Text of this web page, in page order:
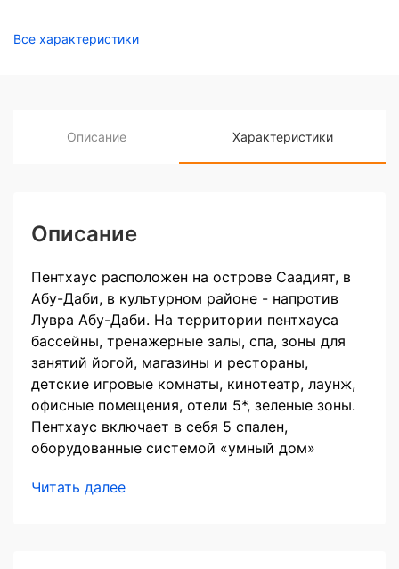
Все характеристики
Описание Характеристики
Описание
Пентхаус расположен на острове Саадият, в
Абу-Даби, в культурном районе - напротив
Лувра Абу-Даби. На территории пентхауса
бассейны, тренажерные залы, спа, зоны для
занятий йогой, магазины и рестораны,
детские игровые комнаты, кинотеатр, лаунж,
офисные помещения, отели 5*, зеленые зоны.
Пентхаус включает в себя 5 спален,
оборудованные системой «умный дом»
Читать далее